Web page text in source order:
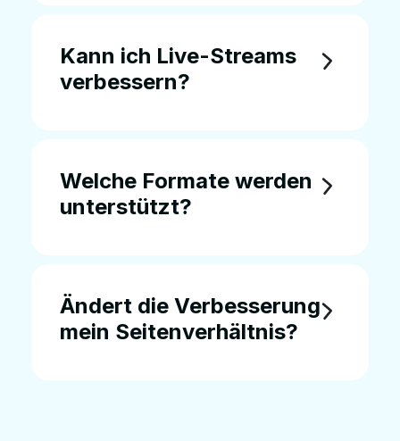
Kann ich Live-Streams
verbessern?
Welche Formate werden
unterstützt?
Ändert die Verbesserung
mein Seitenverhältnis?